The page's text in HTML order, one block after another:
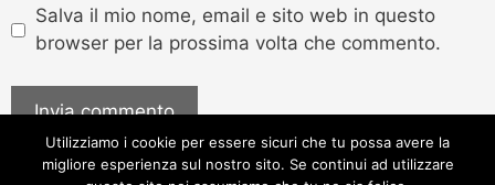
Salva il mio nome, email e sito web in questo
browser per la prossima volta che commento.
Utilizziamo i cookie per essere sicuri che tu possa avere la
migliore esperienza sul nostro sito. Se continui ad utilizzare